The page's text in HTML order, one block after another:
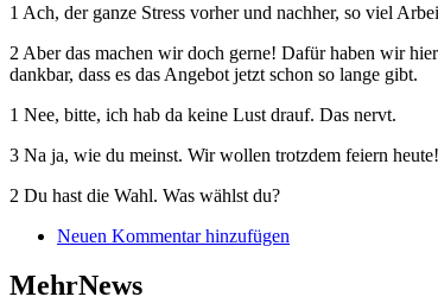
1 Ach, der ganze Stress vorher und nachher, so viel
2 Aber das machen wir doch gerne! Dafür haben wir
dankbar, dass es das Angebot jetzt schon so lange gibt.
1 Nee, bitte, ich hab da keine Lust drauf. Das nervt.
3 Na ja, wie du meinst. Wir wollen trotzdem feiern
2 Du hast die Wahl. Was wählst du?
Neuen Kommentar hinzufügen
MehrNews